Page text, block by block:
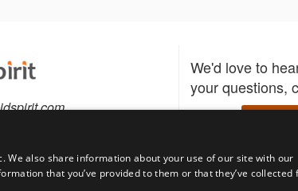
We'd love to
your questions,
Download
We also share information about your use of our site with our
that you’ve provided to them or that they’ve collected